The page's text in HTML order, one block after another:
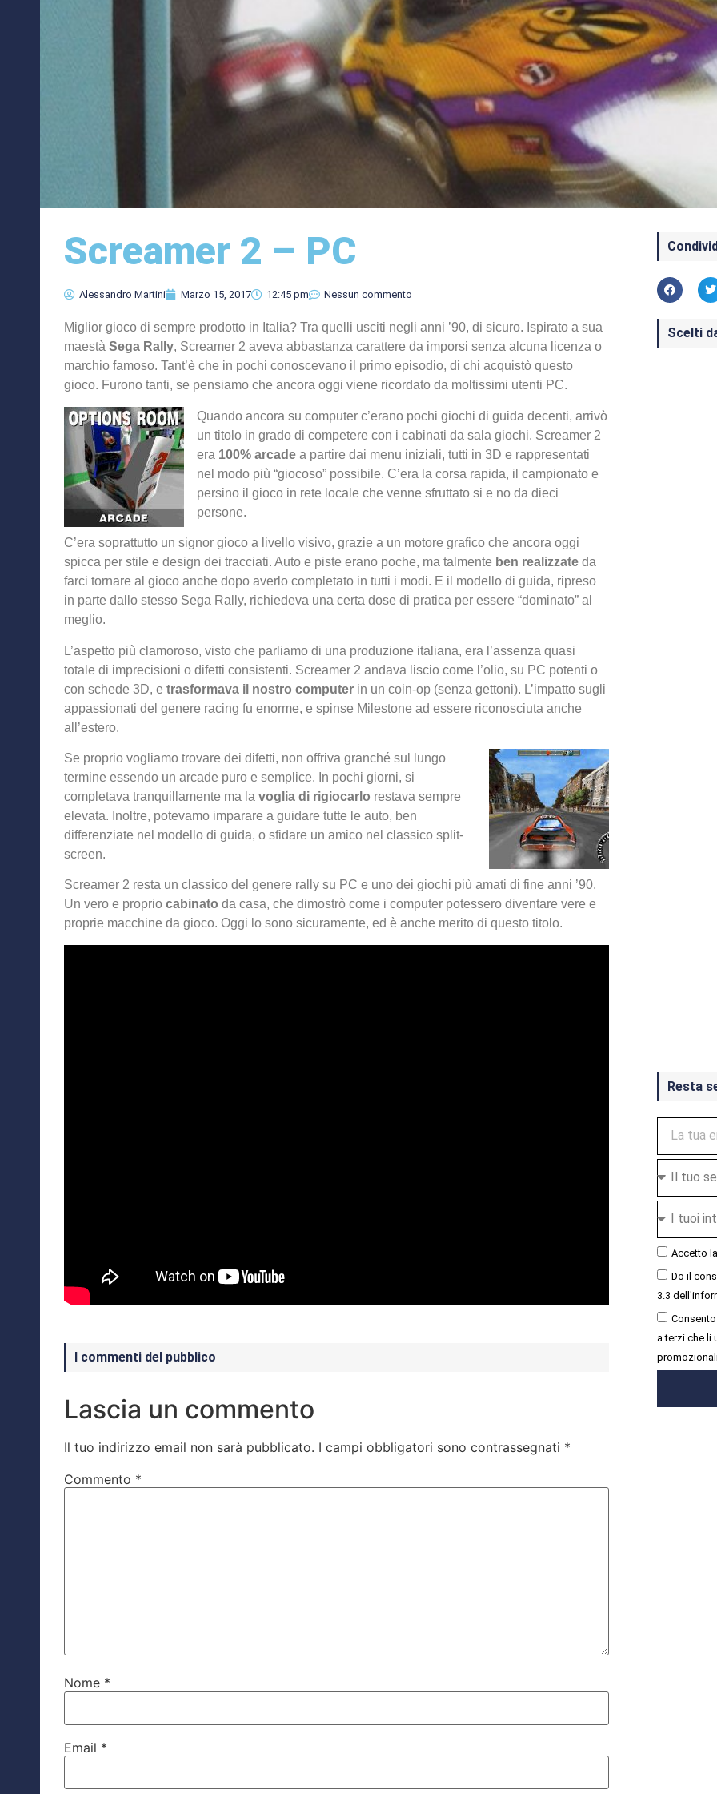
Screamer 2 – PC
Alessandro Martini Marzo 15, 2017 12:45 pm Nessun commento
Miglior gioco di sempre prodotto in Italia? Tra quelli usciti negli anni ’90, di sicuro. Ispirato a sua
maestà Sega Rally, Screamer 2 aveva abbastanza carattere da imporsi senza alcuna licenza o
marchio famoso. Tant’è che in pochi conoscevano il primo episodio, di chi acquistò questo
gioco. Furono tanti, se pensiamo che ancora oggi viene ricordato da moltissimi utenti PC.
Quando ancora su computer c’erano pochi giochi di guida decenti, arrivò
un titolo in grado di competere con i cabinati da sala giochi. Screamer 2
era 100% arcade a partire dai menu iniziali, tutti in 3D e rappresentati
nel modo più “giocoso” possibile. C’era la corsa rapida, il campionato e
persino il gioco in rete locale che venne sfruttato si e no da dieci
persone.
C’era soprattutto un signor gioco a livello visivo, grazie a un motore grafico che ancora oggi
spicca per stile e design dei tracciati. Auto e piste erano poche, ma talmente ben realizzate da
farci tornare al gioco anche dopo averlo completato in tutti i modi. E il modello di guida, ripreso
in parte dallo stesso Sega Rally, richiedeva una certa dose di pratica per essere “dominato” al
meglio.
L’aspetto più clamoroso, visto che parliamo di una produzione italiana, era l’assenza quasi
totale di imprecisioni o difetti consistenti. Screamer 2 andava liscio come l’olio, su PC potenti o
con schede 3D, e trasformava il nostro computer in un coin-op (senza gettoni). L’impatto sugli
appassionati del genere racing fu enorme, e spinse Milestone ad essere riconosciuta anche
all’estero.
Se proprio vogliamo trovare dei difetti, non offriva granché sul lungo
termine essendo un arcade puro e semplice. In pochi giorni, si
completava tranquillamente ma la voglia di rigiocarlo restava sempre
elevata. Inoltre, potevamo imparare a guidare tutte le auto, ben
differenziate nel modello di guida, o sfidare un amico nel classico split-
screen.
Screamer 2 resta un classico del genere rally su PC e uno dei giochi più amati di fine anni ’90.
Un vero e proprio cabinato da casa, che dimostrò come i computer potessero diventare vere e
proprie macchine da gioco. Oggi lo sono sicuramente, ed è anche merito di questo titolo.
I commenti del pubblico
Lascia un commento
Il tuo indirizzo email non sarà pubblicato. I campi obbligatori sono contrassegnati *
Commento *
Nome *
Email *
Scelti
Resta
Accetto la
Do il
3.3
a terzi che li